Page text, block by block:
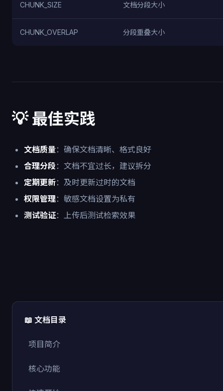
📖 文档目录
项目简介
核心功能
CHUNK_SIZE 文档分段大小
CHUNK_OVERLAP 分段重叠大小
💡 最佳实践
文档质量：确保文档清晰、格式良好
合理分段 ：文档不宜过长，建议拆分
定期更新：及时更新过时的文档
权限管理：敏感文档设置为私有
测试验证：上传后测试检索效果